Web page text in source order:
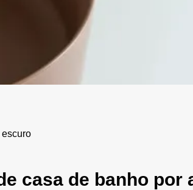
casa de banho por